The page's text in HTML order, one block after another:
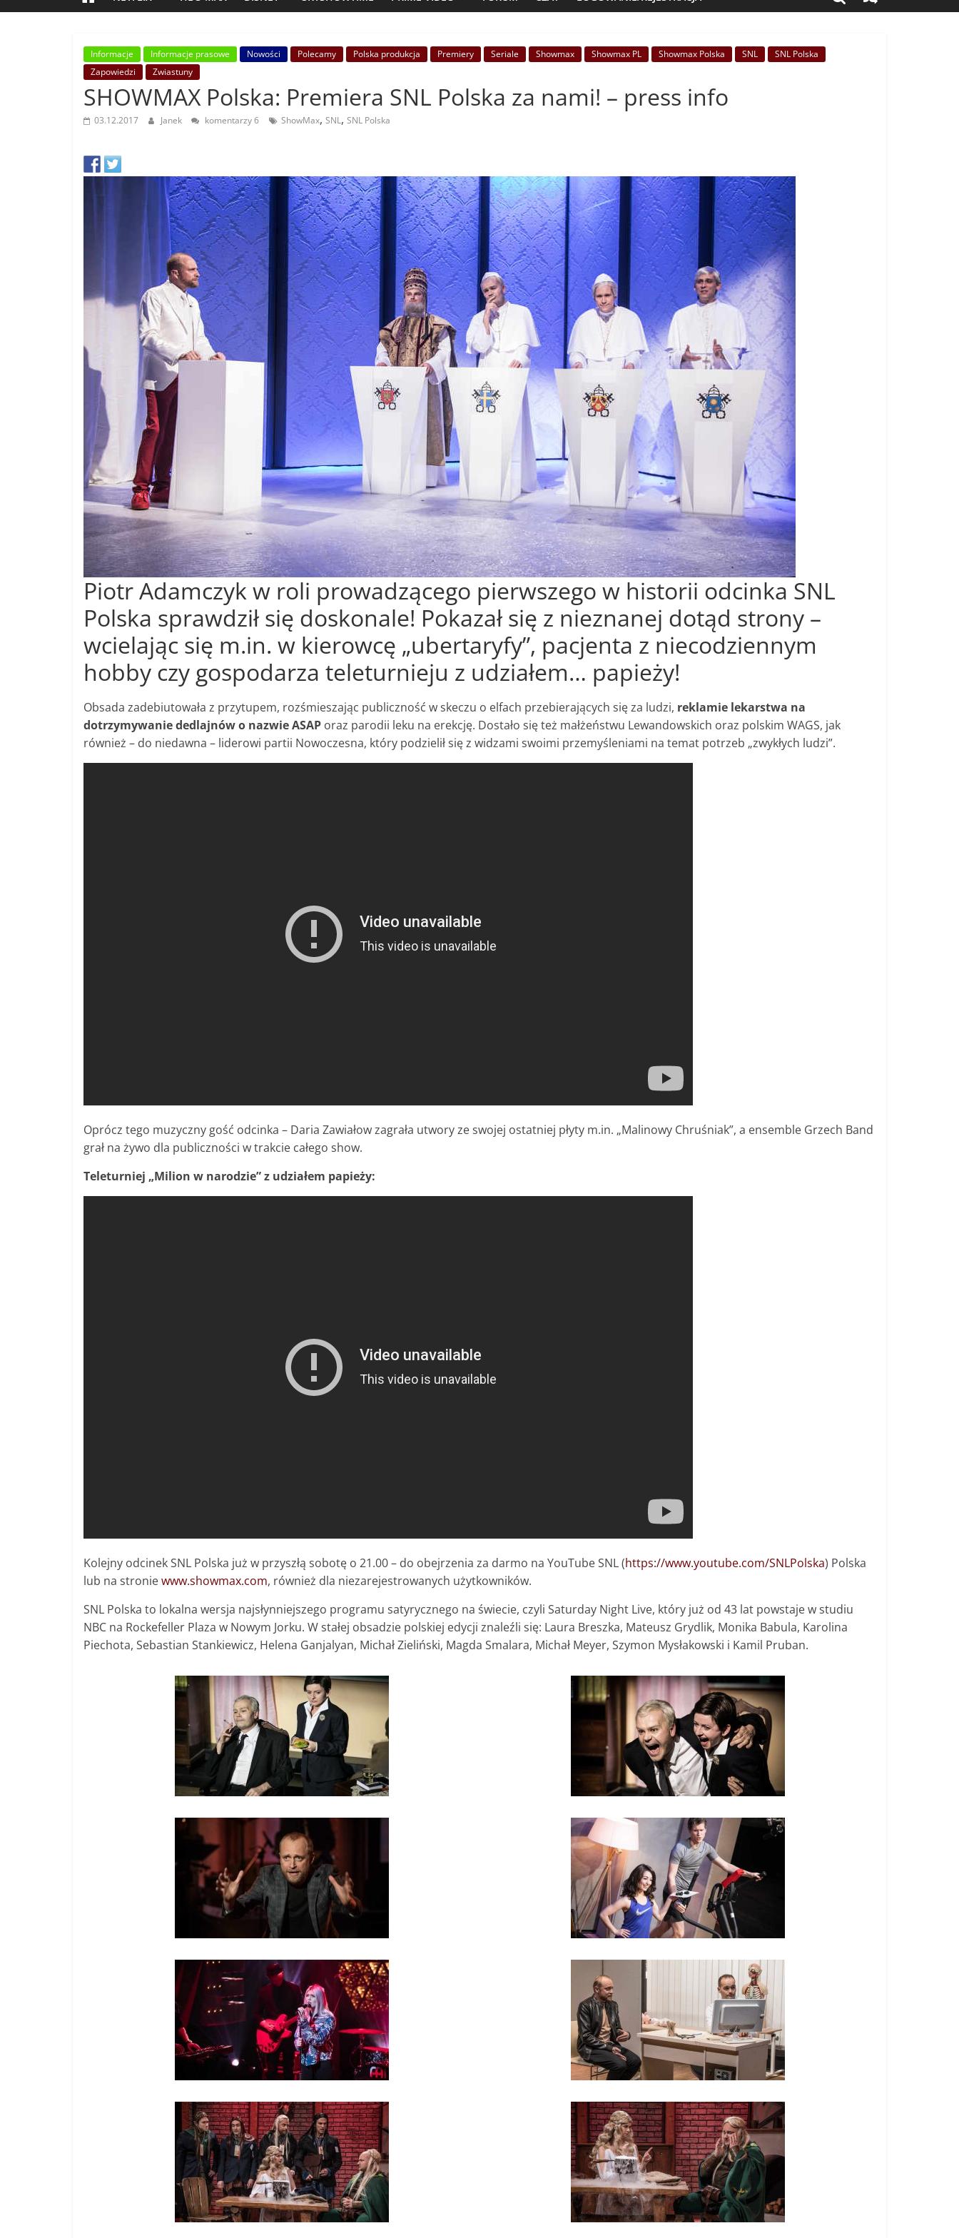
Informacje Informacje prasowe Nowości Polecamy Polska produkcja Premiery Seriale Showmax Showmax PL Showmax Polska SNL
SNL Polska
Zapowiedzi
Zwiastuny
SHOWMAX Polska: Premiera SNL Polska za nami! – press info
03.12.2017 Janek komentarzy 6 ShowMax, SNL, SNL Polska
Piotr Adamczyk w roli prowadzącego pierwszego w historii odcinka SNL
Polska sprawdził się doskonale! Pokazał się z nieznanej dotąd strony –
wcielając się m.in. w kierowcę „ubertaryfy”, pacjenta z niecodziennym
hobby czy gospodarza teleturnieju z udziałem… papieży!
Obsada zadebiutowała z przytupem, rozśmieszając publiczność w skeczu o elfach przebierających się za ludzi, reklamie lekarstwa na
dotrzymywanie dedlajnów o nazwie ASAP oraz parodii leku na erekcję. Dostało się też małżeństwu Lewandowskich oraz polskim WAGS, jak
również – do niedawna – liderowi partii Nowoczesna, który podzielił się z widzami swoimi przemyśleniami na temat potrzeb „zwykłych ludzi”.
Oprócz tego muzyczny gość odcinka – Daria Zawiałow zagrała utwory ze swojej ostatniej płyty m.in. „Malinowy Chruśniak”, a ensemble Grzech Band
grał na żywo dla publiczności w trakcie całego show.
Teleturniej „Milion w narodzie” z udziałem papieży:
Kolejny odcinek SNL Polska już w przyszłą sobotę o 21.00 – do obejrzenia za darmo na YouTube SNL (https://www.youtube.com/SNLPolska) Polska
lub na stroniewww.showmax.com, również dla niezarejestrowanych użytkowników.
SNL Polska to lokalna wersja najsłynniejszego programu satyrycznego na świecie, czyli Saturday Night Live, który już od 43 lat powstaje w studiu
NBC na Rockefeller Plaza w Nowym Jorku. W stałej obsadzie polskiej edycji znaleźli się: Laura Breszka, Mateusz Grydlik, Monika Babula, Karolina
Piechota, Sebastian Stankiewicz, Helena Ganjalyan, Michał Zieliński, Magda Smalara, Michał Meyer, Szymon Mysłakowski i Kamil Pruban.